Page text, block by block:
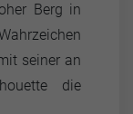
Berg in
seiner an
die